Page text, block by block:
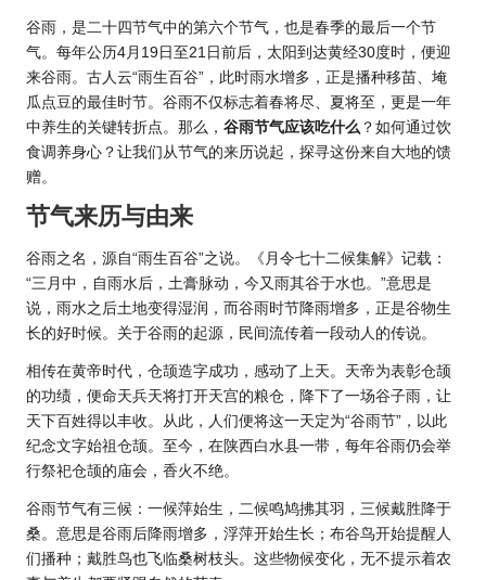
谷雨，是二十四节气中的第六个节气，也是春季的最后一个节
气。每年公历4月19日至21日前后，太阳到达黄经30度时，便迎
来谷雨。古人云“雨生百谷”，此时雨水增多，正是播种移苗、埯
瓜点豆的最佳时节。谷雨不仅标志着春将尽、夏将至，更是一年
中养生的关键转折点。那么， 谷雨节气应该吃什么 ？如何通过饮
食调养身心？让我们从节气的来历说起，探寻这份来自大地的馈
赠。
节气来历与由来
谷雨之名，源自“雨生百谷”之说。《月令七十二候集解》记载：
“三月中，自雨水后，土膏脉动，今又雨其谷于水也。”意思是
说，雨水之 后土地变得湿润，而谷雨时节降雨增多，正是谷物生
长的好时候。关于谷雨的起源，民间流传着一段动人的传说。
相传在黄帝时代，仓颉造字成功，感动了上天。天帝为表彰仓颉
的功绩，便命天兵天将打开天宫的粮仓，降下了一场谷子雨，让
天下百姓得以丰收。从此，人们便将这一天定为“谷雨节”，以此
纪念文字始祖仓颉。至今，在陕西白水县一带，每年谷雨仍会举
行祭祀仓颉的庙会，香火不绝。
谷雨节气有三候：一候萍始生，二候鸣鸠拂其羽，三候戴胜降于
桑。意思是谷雨后降雨增多，浮萍开始生长；布谷鸟开始提醒人
们播种；戴胜鸟也飞临桑树枝头。这些物候变化，无不提示着农